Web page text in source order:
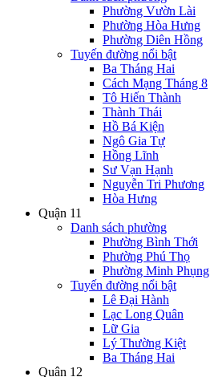
Phường Vườn Lài
Phường Hòa Hưng
Phường Diên Hồng
Tuyến đường nổi bật
Ba Tháng Hai
Cách Mạng Tháng 8
Tô Hiến Thành
Thành Thái
Hồ Bá Kiện
Ngô Gia Tự
Hồng Lĩnh
Sư Vạn Hạnh
Nguyễn Tri Phương
Hòa Hưng
Quận 11
Danh sách phường
Phường Bình Thới
Phường Phú Thọ
Phường Minh Phụng
Tuyến đường nổi bật
Lê Đại Hành
Lạc Long Quân
Lữ Gia
Lý Thường Kiệt
Ba Tháng Hai
Quận 12